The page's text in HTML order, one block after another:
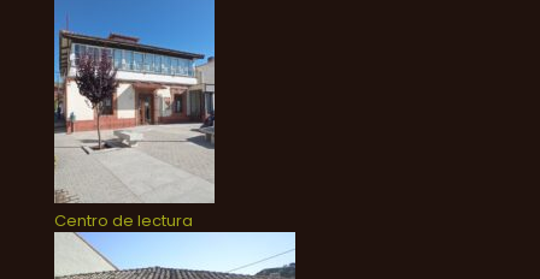
Centro de lectura